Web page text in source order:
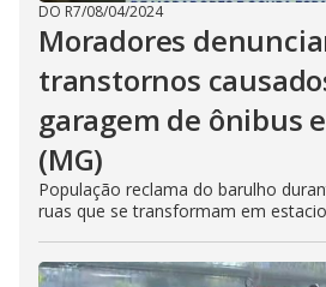
DO R7/08/04/2024
Moradores
transtornos
garagem de ônibus
(MG)
População reclama do barulho
ruas que se transformam em